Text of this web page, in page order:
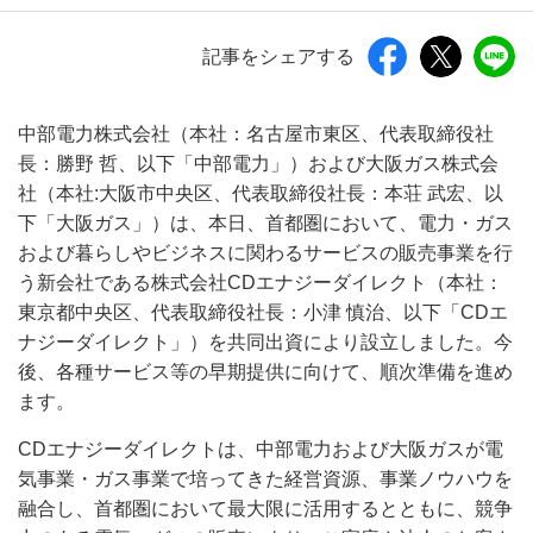
記事をシェアする
中部電力株式会社（本社：名古屋市東区、代表取締役社
長：勝野 哲、以下「中部電力」）および大阪ガス株式会
社（本社:大阪市中央区、代表取締役社長：本荘 武宏、以
下「大阪ガス」）は、本日、首都圏において、電力・ガス
および暮らしやビジネスに関わるサービスの販売事業を行
う新会社である株式会社CDエナジーダイレクト（本社：
東京都中央区、代表取締役社長：小津 慎治、以下「CDエ
ナジーダイレクト」）を共同出資により設立しました。今
後、各種サービス等の早期提供に向けて、順次準備を進め
ます。
CDエナジーダイレクトは、中部電力および大阪ガスが電
気事業・ガス事業で培ってきた経営資源、事業ノウハウを
融合し、首都圏において最大限に活用するとともに、競争